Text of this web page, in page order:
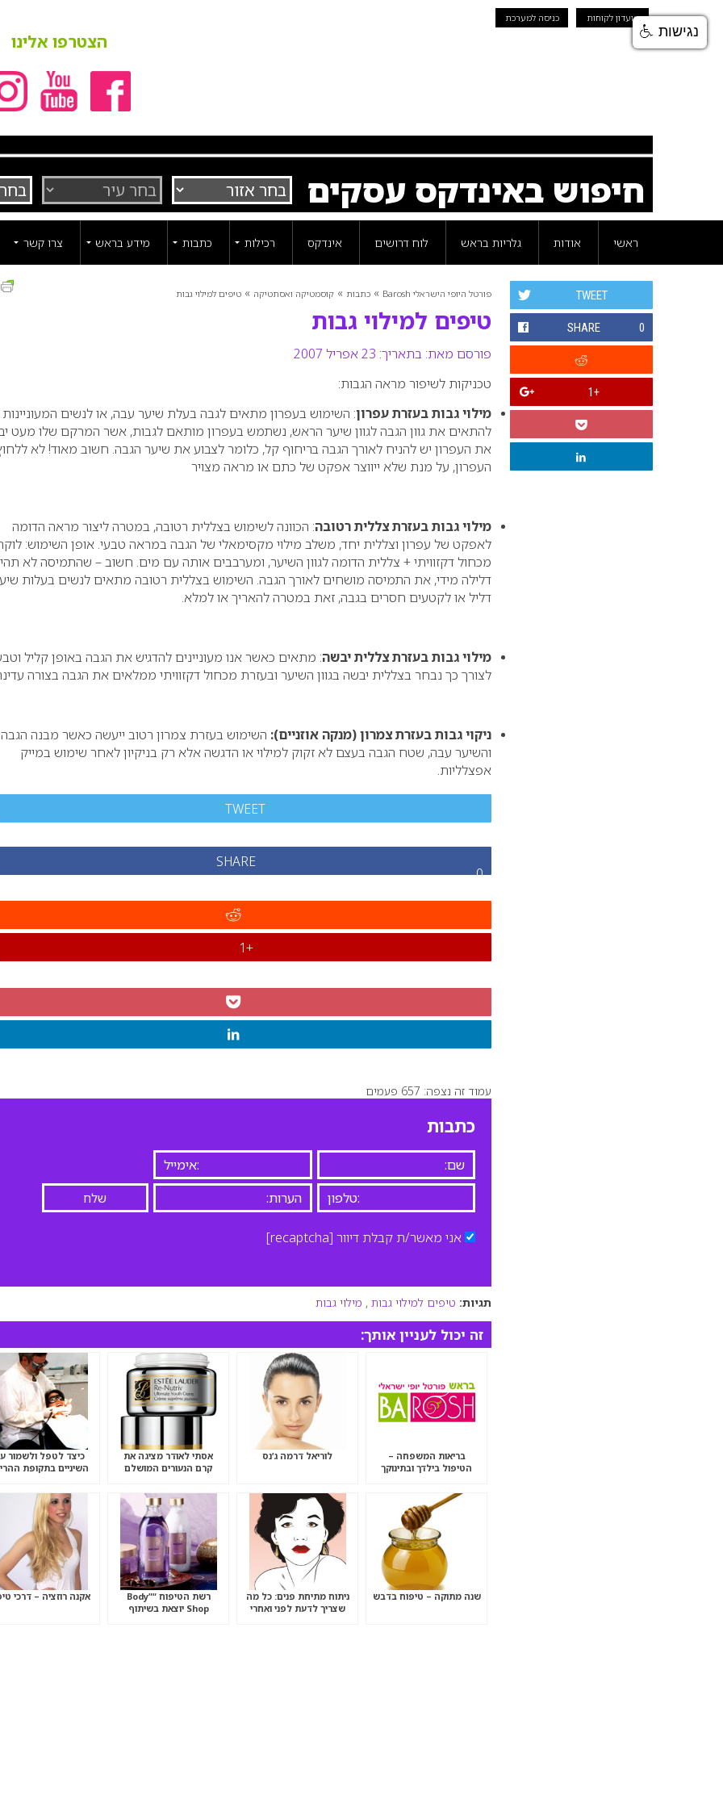
מועדון לקוחות כניסה למערכת
הצטרפו אלינו
חיפוש באינדקס עסקים
ראשי אודות גלריות בראש לוח דרושים אינדקס רכילות כתבות מידע בראש צרו קשר
פורטל היופי הישראלי Barosh » כתבות » קוסמטיקה ואסתטיקה » טיפים למילוי גבות
טיפים למילוי גבות
פורסם מאת: בתאריך: 23 אפריל 2007
TWEET
SHARE 0
+1
טכניקות לשיפור מראה הגבות:
מילוי גבות בעזרת עפרון: השימוש בעפרון מתאים לגבה בעלת שיער עבה, או לנשים המעוניינות
להתאים את גוון הגבה לגוון שיער הראש, נשתמש בעפרון מותאם לגבות, אשר המרקם שלו מעט
את העפרון יש להניח לאורך הגבה בריחוף קל, כלומר לצבוע את שיער הגבה. חשוב מאוד! לא
העפרון, על מנת שלא ייווצר אפקט של כתם או מראה מצויר
מילוי גבות בעזרת צללית רטובה: הכוונה לשימוש בצללית רטובה, במטרה ליצור מראה הדומה
לאפקט של עפרון וצללית יחד, משלב מילוי מקסימאלי של הגבה במראה טבעי. אופן השימוש:
מכחול דקזוויתי + צללית הדומה לגוון השיער, ומערבבים אותה עם מים. חשוב – שהתמיסה לא
דלילה מידי, את התמיסה מושחים לאורך הגבה. השימוש בצללית רטובה מתאים לנשים בעלות
דליל או לקטעים חסרים בגבה, זאת במטרה להאריך או למלא.
מילוי גבות בעזרת צללית יבשה: מתאים כאשר אנו מעוניינים להדגיש את הגבה באופן קליל
לצורך כך נבחר בצללית יבשה בגוון השיער ובעזרת מכחול דקזוויתי ממלאים את הגבה בצורה
ניקוי גבות בעזרת צמרון (מנקה אוזניים): השימוש בעזרת צמרון רטוב ייעשה כאשר מבנה
והשיער עבה, שטח הגבה בעצם לא זקוק למילוי או הדגשה אלא רק בניקיון לאחר שימוש במייק
אפצלליות.
TWEET
SHARE
0
+1
עמוד זה נצפה: 657 פעמים
כתבות
אני מאשר/ת קבלת דיוור [recaptcha]
תגיות: טיפים למילוי גבות , מילוי גבות
זה יכול לעניין אותך:
בריאות המשפחה –
הטיפול בילדך ובתינוקך
לוריאל דרמה ג’נס
אסתי לאודר מציגה את
קרם הנעורים המושלם
כיצד לטפל ולשמור
השיניים בתקופת
שנה מתוקה – טיפוח בדבש
ניתוח מתיחת פנים: כל מה
שצריך לדעת לפני ואחרי
רשת הטיפוח “”Body
Shop יוצאת בשיתוף
אקנה רוזציה – דרכי
נגישות